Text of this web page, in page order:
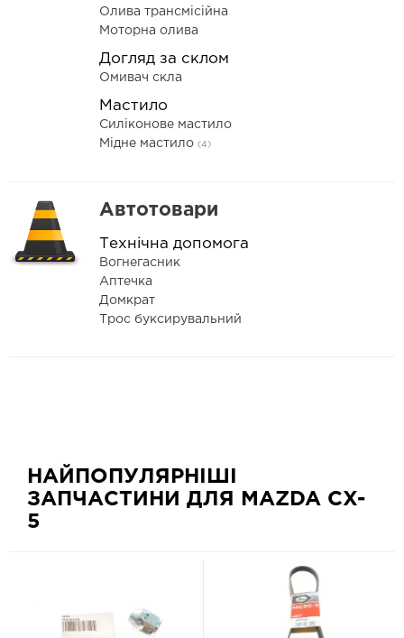
Олива трансмісійна
Моторна олива
Догляд за склом
Омивач скла
Мастило
Силіконове мастило
Мідне мастило (4)
Автотовари
Технічна допомога
Вогнегасник
Аптечка
Домкрат
Трос буксирувальний
НАЙПОПУЛЯРНІШІ
ЗАПЧАСТИНИ ДЛЯ MAZDA CX-
5